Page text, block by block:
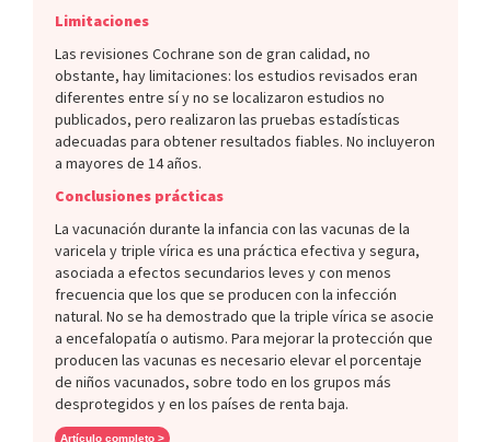
Limitaciones
Las revisiones Cochrane son de gran calidad, no
obstante, hay limitaciones: los estudios revisados eran
diferentes entre sí y no se localizaron estudios no
publicados, pero realizaron las pruebas estadísticas
adecuadas para obtener resultados fiables. No incluyeron
a mayores de 14 años.
Conclusiones prácticas
La vacunación durante la infancia con las vacunas de la
varicela y triple vírica es una práctica efectiva y segura,
asociada a efectos secundarios leves y con menos
frecuencia que los que se producen con la infección
natural. No se ha demostrado que la triple vírica se asocie
a encefalopatía o autismo. Para mejorar la protección que
producen las vacunas es necesario elevar el porcentaje
de niños vacunados, sobre todo en los grupos más
desprotegidos y en los países de renta baja.
Artículo completo >